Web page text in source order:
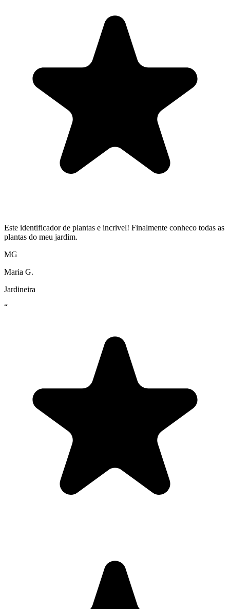
Este identificador de plantas e incrivel! Finalmente conheco todas as
plantas do meu jardim.
MG
Maria G.
Jardineira
“